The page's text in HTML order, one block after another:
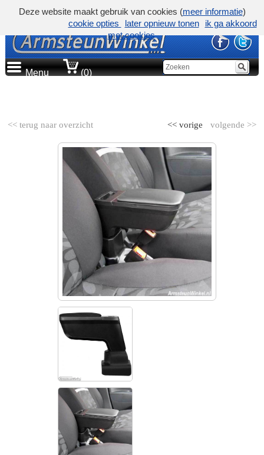
Menu (0)
<< terug naar overzicht volgende >>
<< vorige
Deze website maakt gebruik van cookies (meer informatie)
cookie opties
later opnieuw tonen
ik ga akkoord
met cookies